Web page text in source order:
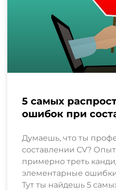
5 самых
ошибок при
Думаешь, что ты
составлении CV?
примерно треть
элементарные
Тут ты найдешь 5